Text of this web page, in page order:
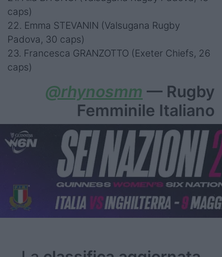
caps)
22. Emma STEVANIN (Valsugana Rugby
Padova, 30 caps)
23. Francesca GRANZOTTO (Exeter Chiefs, 26
caps)
@rhynosmm — Rugby
Femminile Italiano